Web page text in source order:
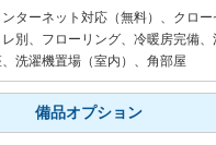
ンターネット対応（無料）、クロー
レ別、フローリング、冷暖房完備
、洗濯機置場（室内）、角部屋
備品オプション